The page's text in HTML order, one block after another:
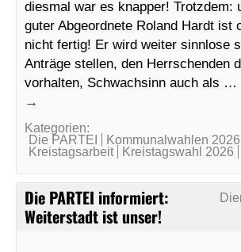
diesmal war es knapper! Trotzdem:
guter Abgeordnete Roland Hardt ist
nicht fertig! Er wird weiter sinnlose
Anträge stellen, den Herrschenden
vorhalten, Schwachsinn auch als …
→
Kategorien:
Die PARTEI
Kommunalwahlen 2026
Kreistagsarbeit
Kreistagswahl 2026
Die PARTEI informiert:
Weiterstadt ist unser!